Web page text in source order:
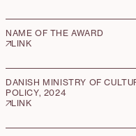
NAME OF THE AWARD
LINK
DANISH MINISTRY OF
POLICY, 2024
LINK